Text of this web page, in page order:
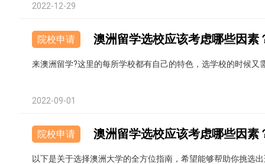
2022-12-29
院校申请 澳洲留学选校应该考虑哪些因素
来澳洲留学?这里的每所学校都有自己的特色，选学校的时候又
2022-09-01
院校申请 澳洲留学选校应该考虑哪些因素
以下是关于选择澳洲大学的全方位指南，希望能够帮助你挑选